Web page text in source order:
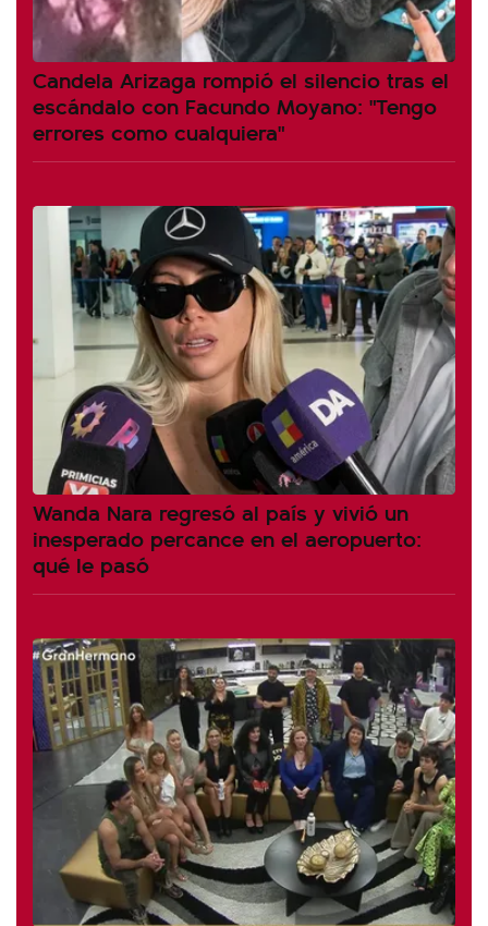
Candela Arizaga rompió el silencio tras el
escándalo con Facundo Moyano: "Tengo
errores como cualquiera"
Wanda Nara regresó al país y vivió un
inesperado percance en el aeropuerto:
qué le pasó